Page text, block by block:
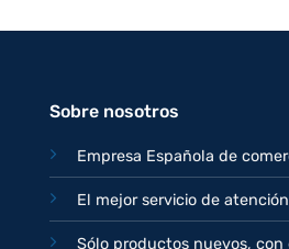
originalactual
Sobre nosotros
Empresa Española de
El mejor servicio de
Sólo productos nuevos, con